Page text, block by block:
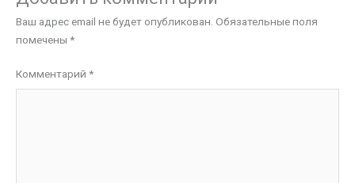
Ваш адрес email не будет опубликован. Обязательные поля
помечены *
Комментарий *